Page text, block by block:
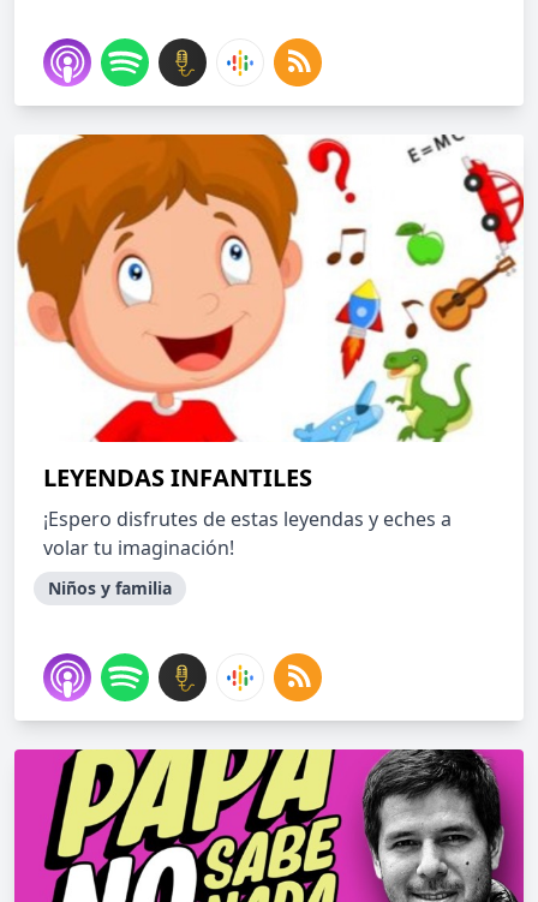
LEYENDAS INFANTILES
¡Espero disfrutes de estas leyendas y eches a
volar tu imaginación!
Niños y familia